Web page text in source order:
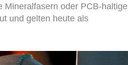
Mineralfasern oder PCB-haltige
und gelten heute als